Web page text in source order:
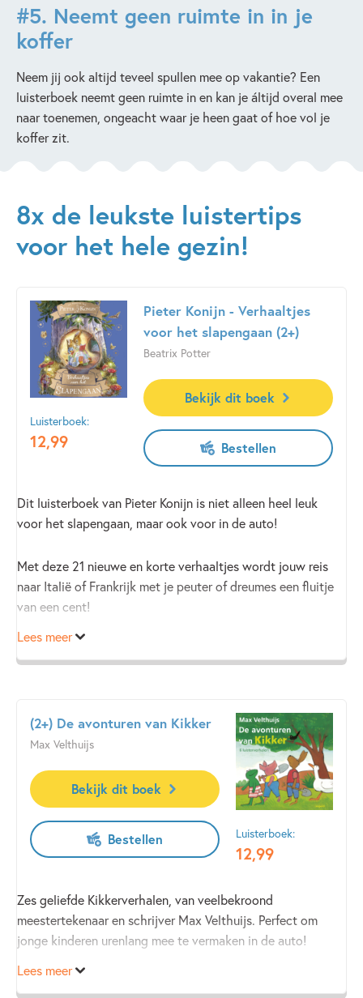
#5. Neemt geen ruimte in in je
koffer
Neem jij ook altijd teveel spullen mee op vakantie? Een
luisterboek neemt geen ruimte in en kan je áltijd overal mee
naar toenemen, ongeacht waar je heen gaat of hoe vol je
koffer zit.
8x de leukste luistertips
voor het hele gezin!
Luisterboek:
12,99
Pieter Konijn - Verhaaltjes
voor het slapengaan (2+)
Beatrix Potter
Bekijk dit boek
Bestellen
Dit luisterboek van Pieter Konijn is niet alleen heel leuk
voor het slapengaan, maar ook voor in de auto!
Met deze 21 nieuwe en korte verhaaltjes wordt jouw reis
naar Italië of Frankrijk met je peuter of dreumes een fluitje
van een cent!
Lees meer
Luisterboek:
12,99
(2+) De avonturen van Kikker
Max Velthuijs
Bekijk dit boek
Bestellen
Zes geliefde Kikkerverhalen, van veelbekroond
meestertekenaar en schrijver Max Velthuijs. Perfect om
jonge kinderen urenlang mee te vermaken in de auto!
Lees meer